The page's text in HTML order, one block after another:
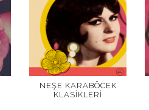
NEŞE KARABÖCEK
KLASIKLERI